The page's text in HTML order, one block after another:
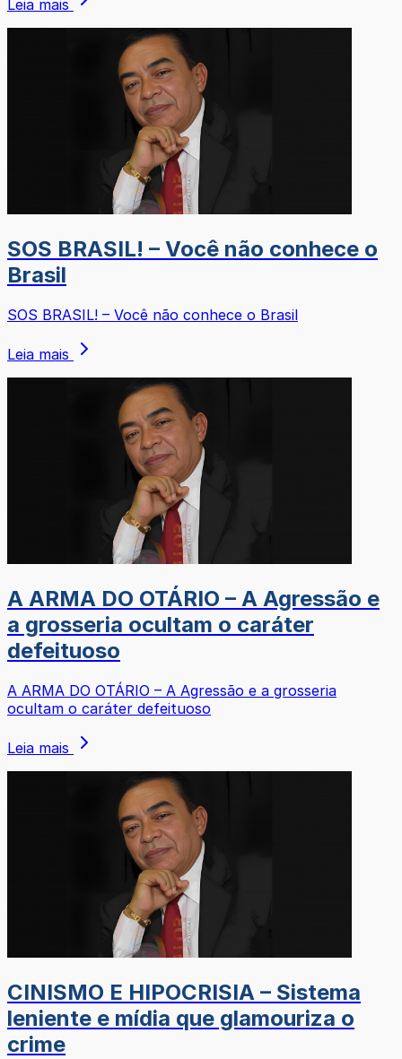
Leia mais
SOS BRASIL! – Você não conhece o
Brasil
SOS BRASIL! – Você não conhece o Brasil
Leia mais
A ARMA DO OTÁRIO – A Agressão e
a grosseria ocultam o caráter
defeituoso
A ARMA DO OTÁRIO – A Agressão e a grosseria
ocultam o caráter defeituoso
Leia mais
CINISMO E HIPOCRISIA – Sistema
leniente e mídia que glamouriza o
crime